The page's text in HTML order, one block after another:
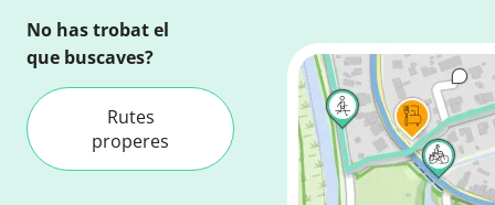
No has trobat el
que buscaves?
Rutes
properes